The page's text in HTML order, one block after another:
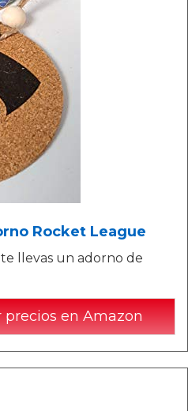
Rocket League
llevas un adorno de
precios en Amazon